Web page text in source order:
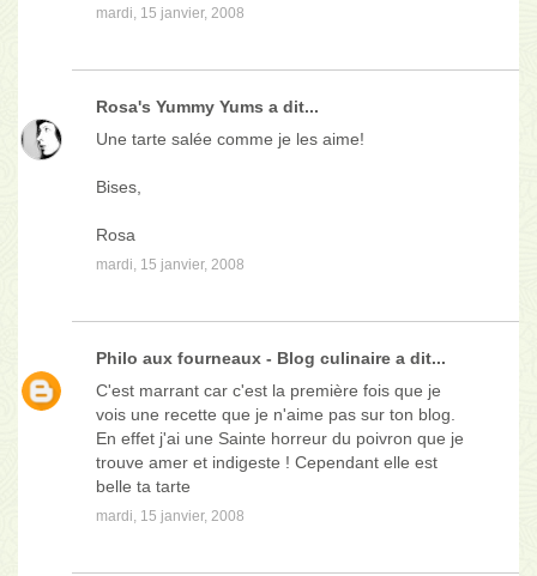
mardi, 15 janvier, 2008
Rosa's Yummy Yums a dit...
Une tarte salée comme je les aime!
Bises,
Rosa
mardi, 15 janvier, 2008
Philo aux fourneaux - Blog culinaire a dit...
C'est marrant car c'est la première fois que je
vois une recette que je n'aime pas sur ton blog.
En effet j'ai une Sainte horreur du poivron que je
trouve amer et indigeste ! Cependant elle est
belle ta tarte
mardi, 15 janvier, 2008